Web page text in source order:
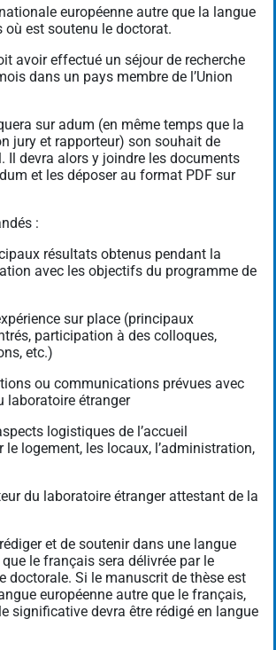
européenne autre que la langue
où est soutenu le doctorat.
avoir effectué un séjour de recherche
dans un pays membre de l’Union
sur adum (en même temps que la
jury et rapporteur) son souhait de
Il devra alors y joindre les documents
et les déposer au format PDF sur
:
résultats obtenus pendant la
avec les objectifs du programme de
sur place (principaux
participation à des colloques,
etc.)
ou communications prévues avec
laboratoire étranger
logistiques de l’accueil
le logement, les locaux, l’administration,
du laboratoire étranger attestant de la
et de soutenir dans une langue
le français sera délivrée par le
doctorale. Si le manuscrit de thèse est
européenne autre que le français,
significative devra être rédigé en langue